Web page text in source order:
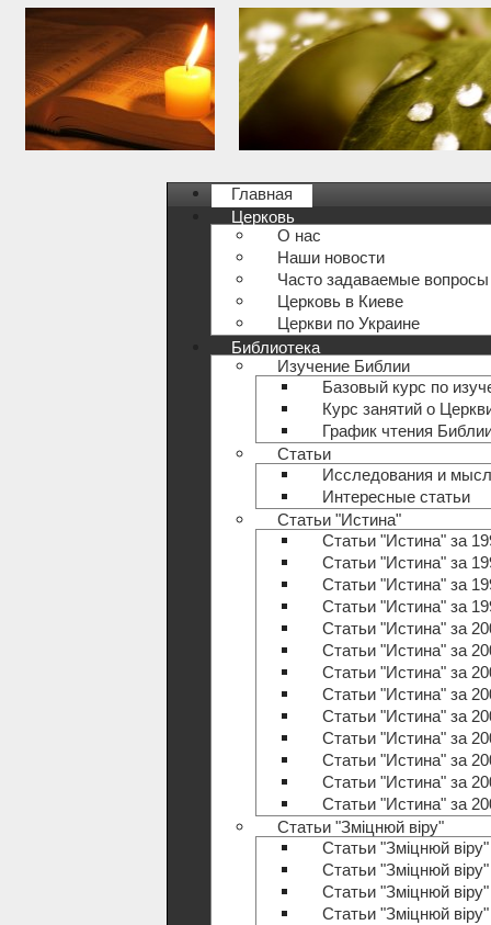
Главная
Церковь
О нас
Наши новости
Часто задаваемые вопросы
Церковь в Киеве
Церкви по Украине
Библиотека
Изучение Библии
Базовый курс по
Курс занятий о
График чтения
Статьи
Исследования и
Интересные статьи
Статьи "Истина"
Статьи "Истина" за
Статьи "Истина" за
Статьи "Истина" за
Статьи "Истина" за
Статьи "Истина" за
Статьи "Истина" за
Статьи "Истина" за
Статьи "Истина" за
Статьи "Истина" за
Статьи "Истина" за
Статьи "Истина" за
Статьи "Истина" за
Статьи "Истина" за
Статьи "Зміцнюй віру"
Статьи "Зміцнюй
Статьи "Зміцнюй
Статьи "Зміцнюй
Статьи "Зміцнюй